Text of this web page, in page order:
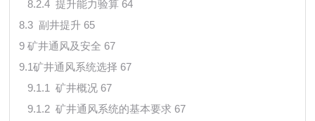
8.2.4 提升能力验算 64
8.3 副井提升 65
9 矿井通风及安全 67
9.1矿井通风系统选择 67
9.1.1 矿井概况 67
9.1.2 矿井通风系统的基本要求 67